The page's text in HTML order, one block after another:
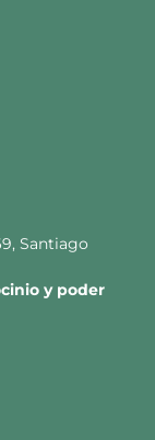
Santiago
y poder